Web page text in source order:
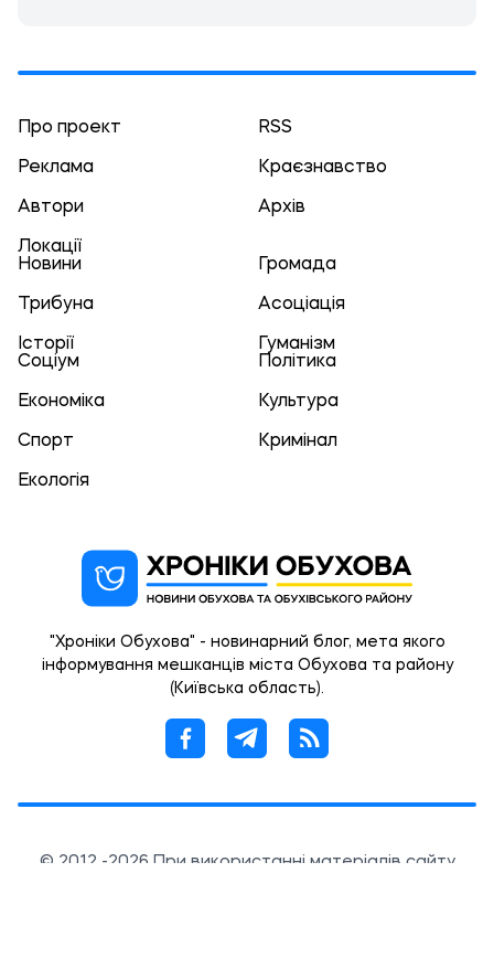
Про проект RSS
Реклама Краєзнавство
Автори Архів
Локації
Новини
Громада
Трибуна Асоціація
Історії
Гуманізм
Соціум
Політика
Економіка Культура
Спорт Кримінал
Екологія
"Хроніки Обухова" - новинарний блог, мета якого
інформування мешканців міста Обухова та району
(Київська область).
© 2012 -2026 При використанні матеріалів сайту